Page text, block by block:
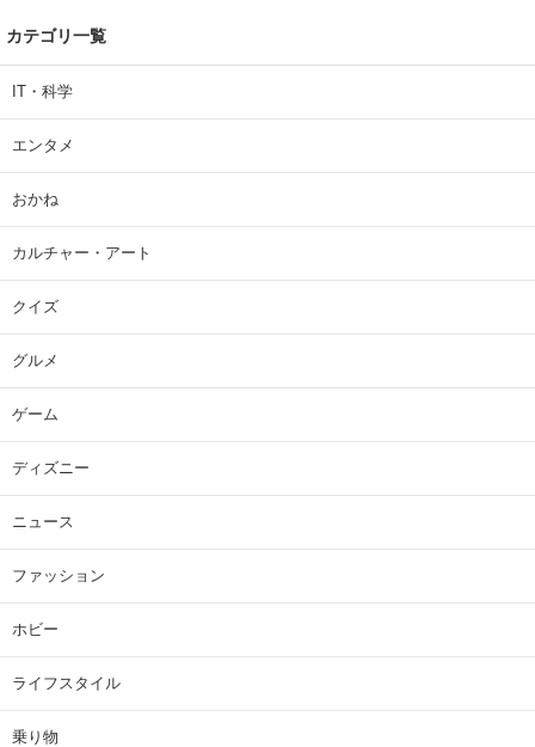
カテゴリ一覧
IT・科学
エンタメ
おかね
カルチャー・アート
クイズ
グルメ
ゲーム
ディズニー
ニュース
ファッション
ホビー
ライフスタイル
乗り物